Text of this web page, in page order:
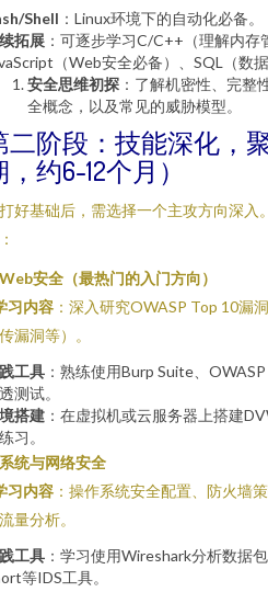
Shell ：Linux环境下的自动化必备。
拓展 ：可逐步学习C/C++（理解内存
（Web安全必备）、SQL（数据
安全思维初探 ：了解机密性、完整
全概念，以及常见的威胁模型。
二阶段：技能深化，
，约6-12个月）
好基础后，需选择一个主攻方向深入
安全（最热门的入门方向）
习内容 ：深入研究OWASP Top 10漏
漏洞等）。
工具 ：熟练使用Burp Suite、
测试。
搭建 ：在虚拟机或云服务器上搭建
习。
统与网络安全
习内容 ：操作系统安全配置、防火墙
量分析。
工具 ：学习使用Wireshark分析数据
等IDS工具。